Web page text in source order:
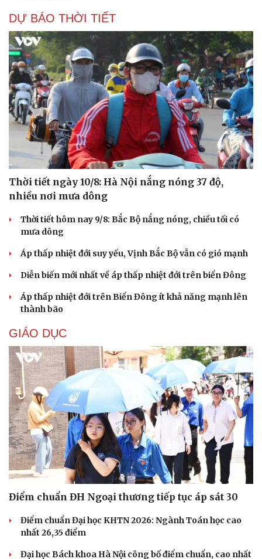
Cải chính
DỰ BÁO THỜI TIẾT
Thời tiết ngày 10/8: Hà Nội nắng nóng 37 độ,
nhiều nơi mưa dông
Thời tiết hôm nay 9/8: Bắc Bộ nắng nóng, chiều tối có
mưa dông
Áp thấp nhiệt đới suy yếu, Vịnh Bắc Bộ vẫn có gió mạnh
Diễn biến mới nhất về áp thấp nhiệt đới trên biển Đông
Áp thấp nhiệt đới trên Biển Đông ít khả năng mạnh lên
thành bão
GIÁO DỤC
Điểm chuẩn ĐH Ngoại thương tiếp tục áp sát 30
Điểm chuẩn Đại học KHTN 2026: Ngành Toán học cao
nhất 26,35 điểm
Đại học Bách khoa Hà Nội công bố điểm chuẩn, cao nhất